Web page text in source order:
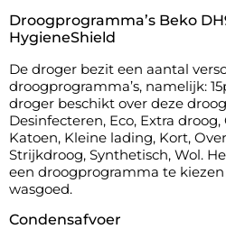
Droogprogramma’s Beko
HygieneShield
De droger bezit een aantal
droogprogramma’s, namelijk:
droger beschikt over deze
Desinfecteren, Eco, Extra
Katoen, Kleine lading, Kort,
Strijkdroog, Synthetisch, Wol.
een droogprogramma te
wasgoed.
Condensafvoer